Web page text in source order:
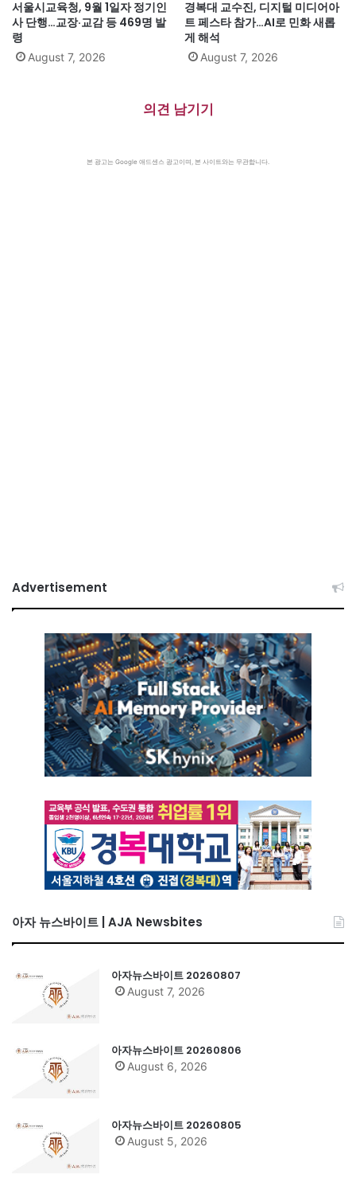
서울시교육청, 9월 1일자 정기인
사 단행…교장·교감 등 469명 발
령
August 7, 2026
경복대 교수진, 디지털 미디어아
트 페스타 참가…AI로 민화 새롭
게 해석
August 7, 2026
의견 남기기
본 광고는 Google 애드센스 광고이며, 본 사이트와는 무관합니다.
Advertisement
아자 뉴스바이트 | AJA Newsbites
아자뉴스바이트 20260807
August 7, 2026
아자뉴스바이트 20260806
August 6, 2026
아자뉴스바이트 20260805
August 5, 2026